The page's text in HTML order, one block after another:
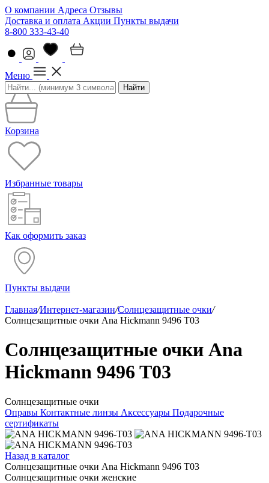
О компании Адреса Отзывы
Доставка и оплата Акции Пункты выдачи
8-800 333-43-40
Меню
Найти
Корзина
Избранные товары
Как оформить заказ
Пункты выдачи
Главная/Интернет-магазин/Солнцезащитные очки/
Солнцезащитные очки Ana Hickmann 9496 T03
Солнцезащитные очки Ana
Hickmann 9496 T03
Солнцезащитные очки
Оправы Контактные линзы Аксессуары Подарочные
сертификаты
Назад в каталог
Солнцезащитные очки Ana Hickmann 9496 T03
Солнцезащитные очки женские